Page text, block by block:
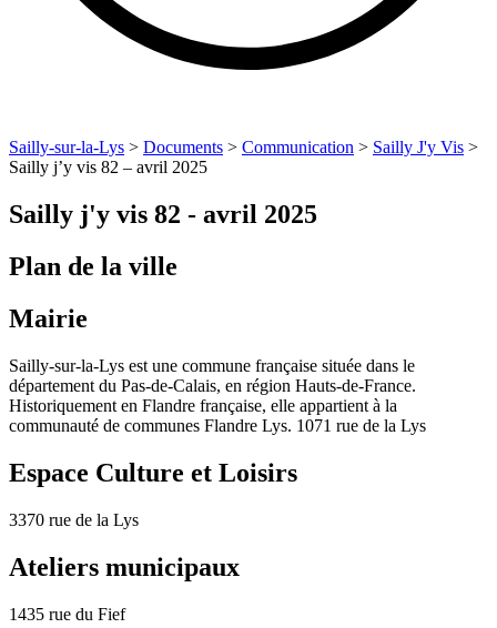
Sailly-sur-la-Lys > Documents > Communication > Sailly J'y Vis >
Sailly j’y vis 82 – avril 2025
Sailly j'y vis 82 - avril 2025
Plan de la ville
Mairie
Sailly-sur-la-Lys est une commune française située dans le
département du Pas-de-Calais, en région Hauts-de-France.
Historiquement en Flandre française, elle appartient à la
communauté de communes Flandre Lys. 1071 rue de la Lys
Espace Culture et Loisirs
3370 rue de la Lys
Ateliers municipaux
1435 rue du Fief